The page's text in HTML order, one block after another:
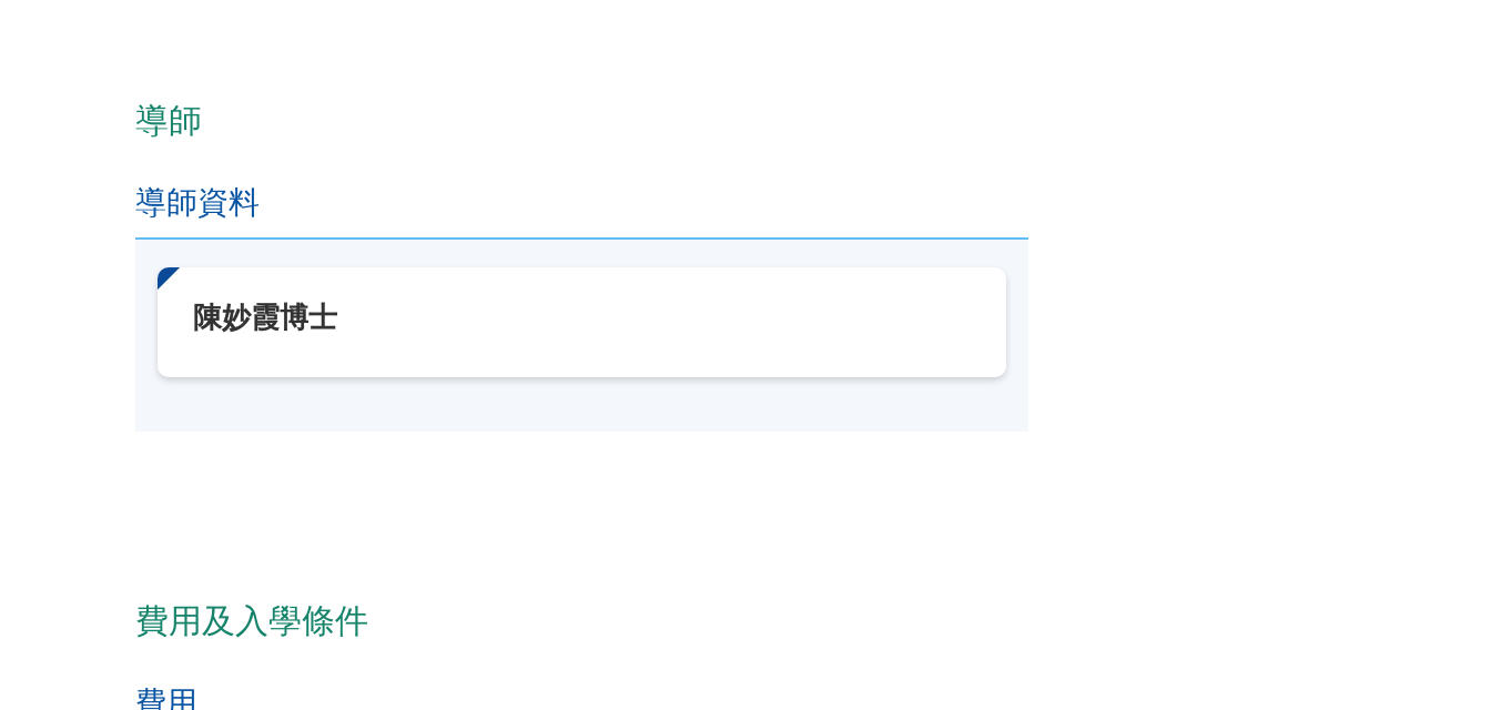
導師
導師資料
陳妙霞博士
費用及入學條件
費用